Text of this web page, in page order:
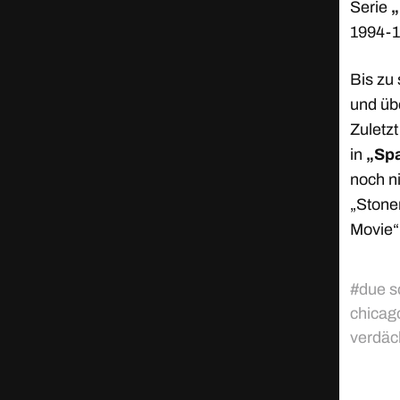
Serie
1994-
Bis zu
und
in
noch
#due